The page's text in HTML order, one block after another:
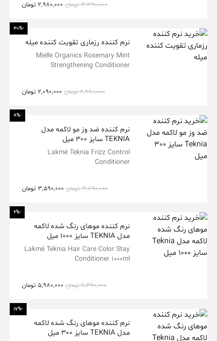
3,390,000 تومان 2,980,000 تومان
-30%
نرم کننده رزماری تقویت کننده میله
Mielle Organics Rosemary Mint
Strengthening Conditioner
2,980,000 تومان 2,090,000 تومان
-8%
نرم کننده ضد وز مو لاکمه مدل
TEKNIA سایز 300 میل
Lakmé Teknia Frizz Control
Conditioner
3,890,000 تومان 3,590,000 تومان
-6%
نرم کننده موهای رنگ شده لاکمه
مدل TEKNIA سایز 1000 میل
Lakmé Teknia Hair Care Color Stay
Conditioner 1000ml
6,390,000 تومان 5,980,000 تومان
-17%
نرم کننده موهای رنگ شده لاکمه
مدل TEKNIA سایز 300 میل